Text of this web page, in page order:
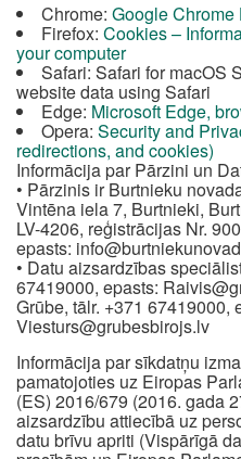
Chrome: Google Chrome
Firefox: Cookies –
your computer
Safari: Safari for macOS
website data using Safari
Edge: Microsoft Edge,
Opera: Security and
redirections, and cookies)
Informācija par Pārzini un
• Pārzinis ir Burtnieku
Vintēna iela 7, Burtnieki,
LV-4206, reģistrācijas Nr.
epasts:
• Datu aizsardzības
67419000, epasts:
Grūbe, tālr. +371 67419000,
Viesturs@grubesbirojs.lv
Informācija par sīkdatņu
pamatojoties uz Eiropas
(ES) 2016/679 (2016. gada
aizsardzību attiecībā uz
datu brīvu apriti (Vispārīgā